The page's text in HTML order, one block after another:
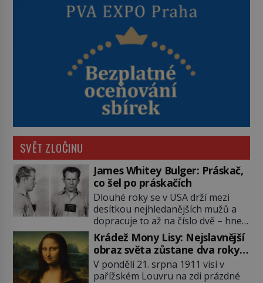
SVĚT ZLOČINU
James Whitey Bulger: Práskač,
co šel po práskačích
Dlouhé roky se v USA drží mezi
desítkou nejhledanějších mužů a
dopracuje to až na číslo dvě – hned
po Usámovi bin Ládinovi (1957–
2011). To je James „Whitey“ Bulger
(1929–2018) viněný ze spoluúčasti
na 19 vraždách, vydírání a lichvy. A
samozřejmě, krom toho je ještě
Krádež Mony Lisy: Nejslavnější
obraz světa zůstane dva roky
nezvěstný
V pondělí 21. srpna 1911 visí v
pařížském Louvru na zdi prázdné